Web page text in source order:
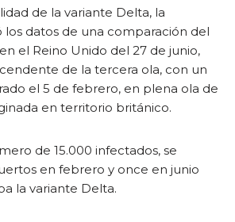
de la variante Delta, la
los datos de una comparación del
el Reino Unido del 27 de junio,
de la tercera ola, con un
el 5 de febrero, en plena ola de
en territorio británico.
de 15.000 infectados, se
en febrero y once en junio
la variante Delta.